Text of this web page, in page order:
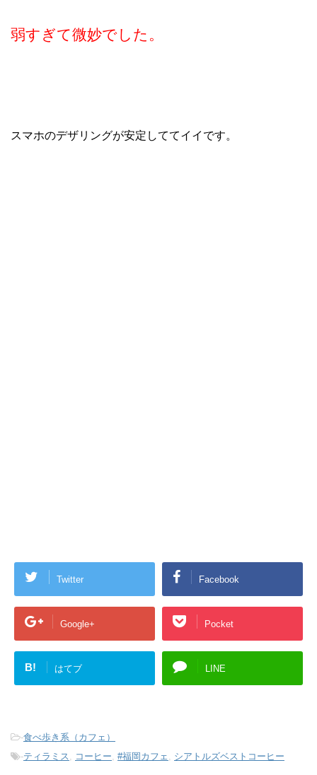
弱すぎて微妙でした。
スマホのデザリングが安定しててイイです。
Twitter Facebook
Google+ Pocket
B! はてブ LINE
-食べ歩き系（カフェ）
-ティラミス, コーヒー, #福岡カフェ , シアトルズベストコーヒー